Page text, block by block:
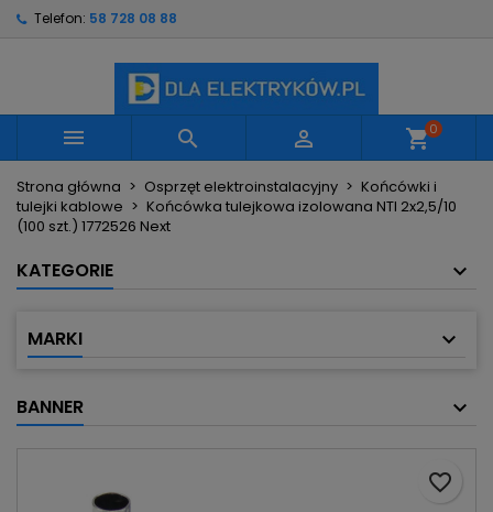
Telefon: 58 728 08 88
   shopping_cart0
Strona główna Osprzęt elektroinstalacyjny
Końcówki i
tulejki kablowe
Końcówka tulejkowa izolowana NTI 2x2,5/10
(100 szt.) 1772526 Next
KATEGORIE
MARKI
BANNER
favorite_border
Utwórz nową listę
Nazwa listy życzeń
Anuluj Utwórz listę życzeń
Musisz być zalogowany by zapisać produkty na
swojej liście życzeń.
Anuluj Zaloguj się